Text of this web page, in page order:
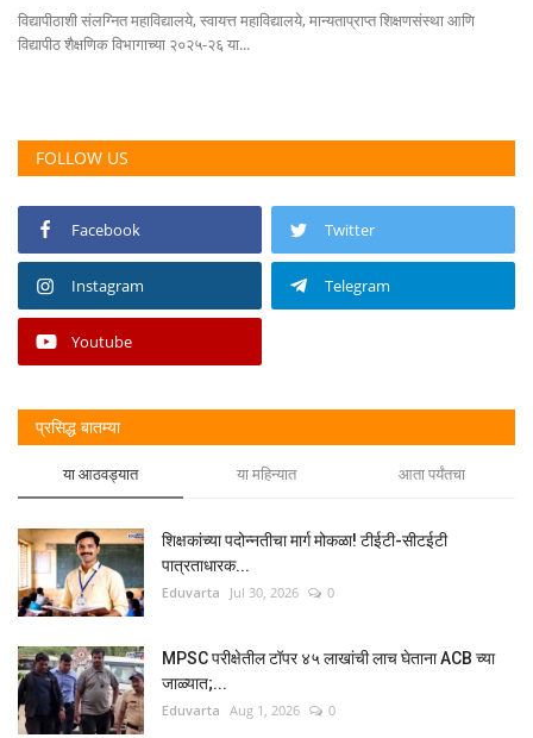
विद्यापीठाशी संलग्नित महाविद्यालये, स्वायत्त महाविद्यालये, मान्यताप्राप्त शिक्षणसंस्था आणि
विद्यापीठ शैक्षणिक विभागाच्या २०२५-२६ या...
FOLLOW US
Facebook Twitter
Instagram Telegram
Youtube
प्रसिद्ध बातम्या
या आठवड्यात या महिन्यात आता पर्यंतचा
शिक्षकांच्या पदोन्नतीचा मार्ग मोकळा! टीईटी-सीटईटी
पात्रताधारक...
Eduvarta Jul 30, 2026 0
MPSC परीक्षेतील टॉपर ४५ लाखांची लाच घेताना ACB च्या
जाळ्यात;...
Eduvarta Aug 1, 2026 0